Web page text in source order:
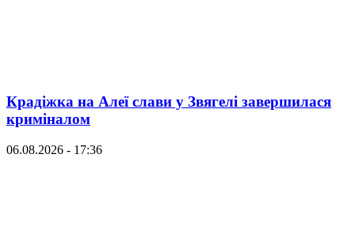
Крадіжка на Алеї слави у Звягелі завершилася
криміналом
06.08.2026 - 17:36